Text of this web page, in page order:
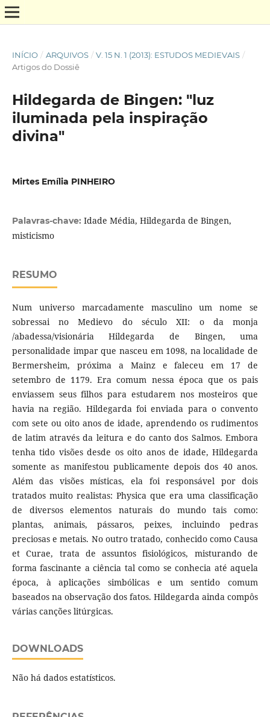
INÍCIO / ARQUIVOS / V. 15 N. 1 (2013): ESTUDOS MEDIEVAIS /
Artigos do Dossiê
Hildegarda de Bingen: "luz
iluminada pela inspiração
divina"
Mirtes Emília PINHEIRO
Palavras-chave: Idade Média, Hildegarda de Bingen,
misticismo
RESUMO
Num universo marcadamente masculino um nome se
sobressai no Medievo do século XII: o da monja
/abadessa/visionária Hildegarda de Bingen, uma
personalidade impar que nasceu em 1098, na localidade de
Bermersheim, próxima a Mainz e faleceu em 17 de
setembro de 1179. Era comum nessa época que os pais
enviassem seus filhos para estudarem nos mosteiros que
havia na região. Hildegarda foi enviada para o convento
com sete ou oito anos de idade, aprendendo os rudimentos
de latim através da leitura e do canto dos Salmos. Embora
tenha tido visões desde os oito anos de idade, Hildegarda
somente as manifestou publicamente depois dos 40 anos.
Além das visões místicas, ela foi responsável por dois
tratados muito realistas: Physica que era uma classificação
de diversos elementos naturais do mundo tais como:
plantas, animais, pássaros, peixes, incluindo pedras
preciosas e metais. No outro tratado, conhecido como Causa
et Curae, trata de assuntos fisiológicos, misturando de
forma fascinante a ciência tal como se conhecia até aquela
época, à aplicações simbólicas e um sentido comum
baseados na observação dos fatos. Hildegarda ainda compôs
várias canções litúrgicas.
DOWNLOADS
Não há dados estatísticos.